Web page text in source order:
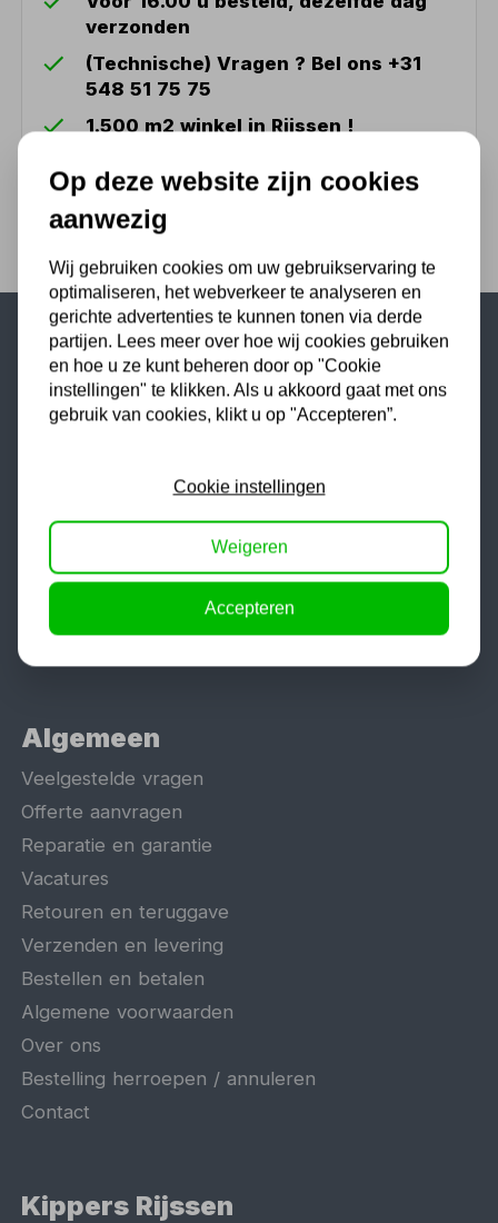
verzonden
(Technische) Vragen ? Bel ons +31
548 51 75 75
1.500 m2 winkel in Rijssen !
Populaire categorieën
Werkplaatsinrichting
Motorlift
Heftafel
Algemeen
Veelgestelde vragen
Offerte aanvragen
Reparatie en garantie
Vacatures
Retouren en teruggave
Verzenden en levering
Bestellen en betalen
Algemene voorwaarden
Over ons
Bestelling herroepen / annuleren
Contact
Kippers Rijssen
Op deze website zijn cookies
aanwezig
Wij gebruiken cookies om uw gebruikservaring te
optimaliseren, het webverkeer te analyseren en
gerichte advertenties te kunnen tonen via derde
partijen. Lees meer over hoe wij cookies gebruiken
en hoe u ze kunt beheren door op "Cookie
instellingen" te klikken. Als u akkoord gaat met ons
gebruik van cookies, klikt u op "Accepteren”.
Cookie instellingen
Weigeren
Accepteren